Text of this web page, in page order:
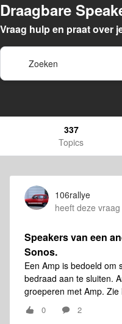
Draagbare
Vraag hulp en praat over
337
Topics
106rallye
heeft deze
Speakers van een
Sonos.
Een Amp is bedoeld om
bedraad aan te sluiten.
groeperen met Amp.
0 2